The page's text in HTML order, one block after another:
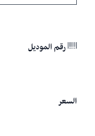
رقم الموديل
السعر